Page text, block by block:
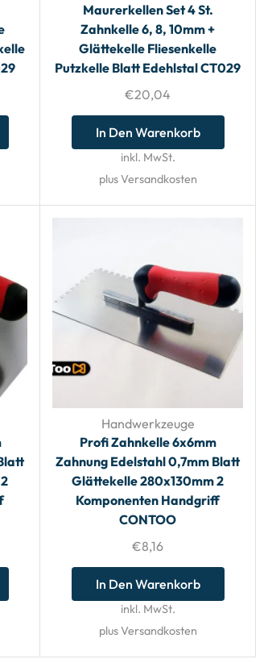
Maurerkellen Set 4 St.
Zahnkelle 6, 8, 10mm +
Glättekelle Fliesenkelle
Putzkelle Blatt Edehlstal CT029
€20,04
In Den Warenkorb
inkl. MwSt.
plus Versandkosten
Handwerkzeuge
Profi Zahnkelle 6x6mm
Zahnung Edelstahl 0,7mm Blatt
Glättekelle 280x130mm 2
Komponenten Handgriff
CONTOO
€8,16
In Den Warenkorb
inkl. MwSt.
plus Versandkosten